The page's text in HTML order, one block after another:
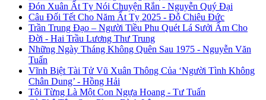
Đón Xuân Ất Tỵ Nói Chuyện Rắn - Nguyễn Quý Đại
Câu Đối Tết Cho Năm Ất Tỵ 2025 - Đỗ Chiêu Đức
Trần Trung Đạo – Người Tiều Phu Quét Lá Sưởi Ấm Cho
Đời - Hai Trầu Lương Thư Trung
Những Ngày Tháng Không Quên Sau 1975 - Nguyễn Văn
Tuấn
Vĩnh Biệt Tài Tử Vũ Xuân Thông Của ‘Người Tình Không
Chân Dung’ - Hồng Hải
Tôi Từng Là Một Con Ngựa Hoang - Tư Tuấn